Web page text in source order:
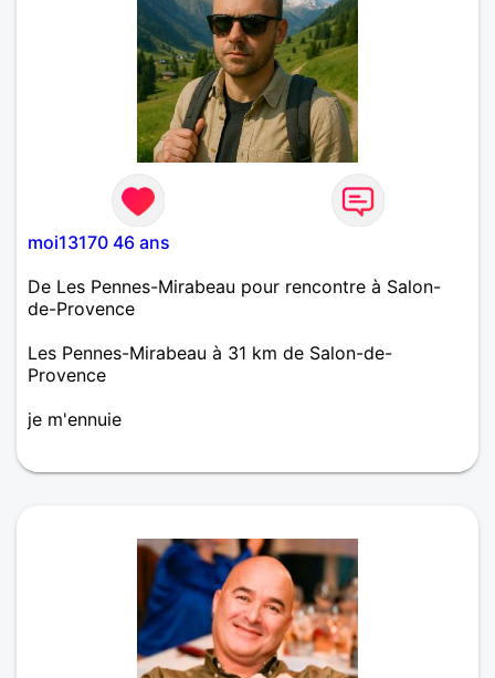
moi13170 46 ans
De Les Pennes-Mirabeau pour rencontre à Salon-
de-Provence
Les Pennes-Mirabeau à 31 km de Salon-de-
Provence
je m'ennuie